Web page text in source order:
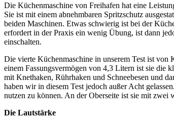
Die Küchenmaschine von Freihafen hat eine
Sie ist mit einem abnehmbaren Spritzschutz
beiden Maschinen. Etwas schwierig ist bei der
erfordert in der Praxis ein wenig Übung, ist dann
einschalten.
Die vierte Küchenmaschine in unserem Test ist von
einem Fassungsvermögen von 4,3 Litern ist sie die
mit Knethaken, Rührhaken und Schneebesen und
haben wir in diesem Test jedoch außer Acht
nutzen zu können. An der Oberseite ist sie mit zwei
Die Lautstärke